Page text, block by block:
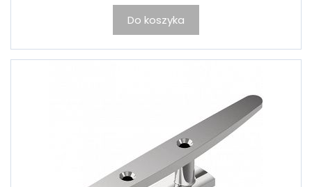
Do koszyka